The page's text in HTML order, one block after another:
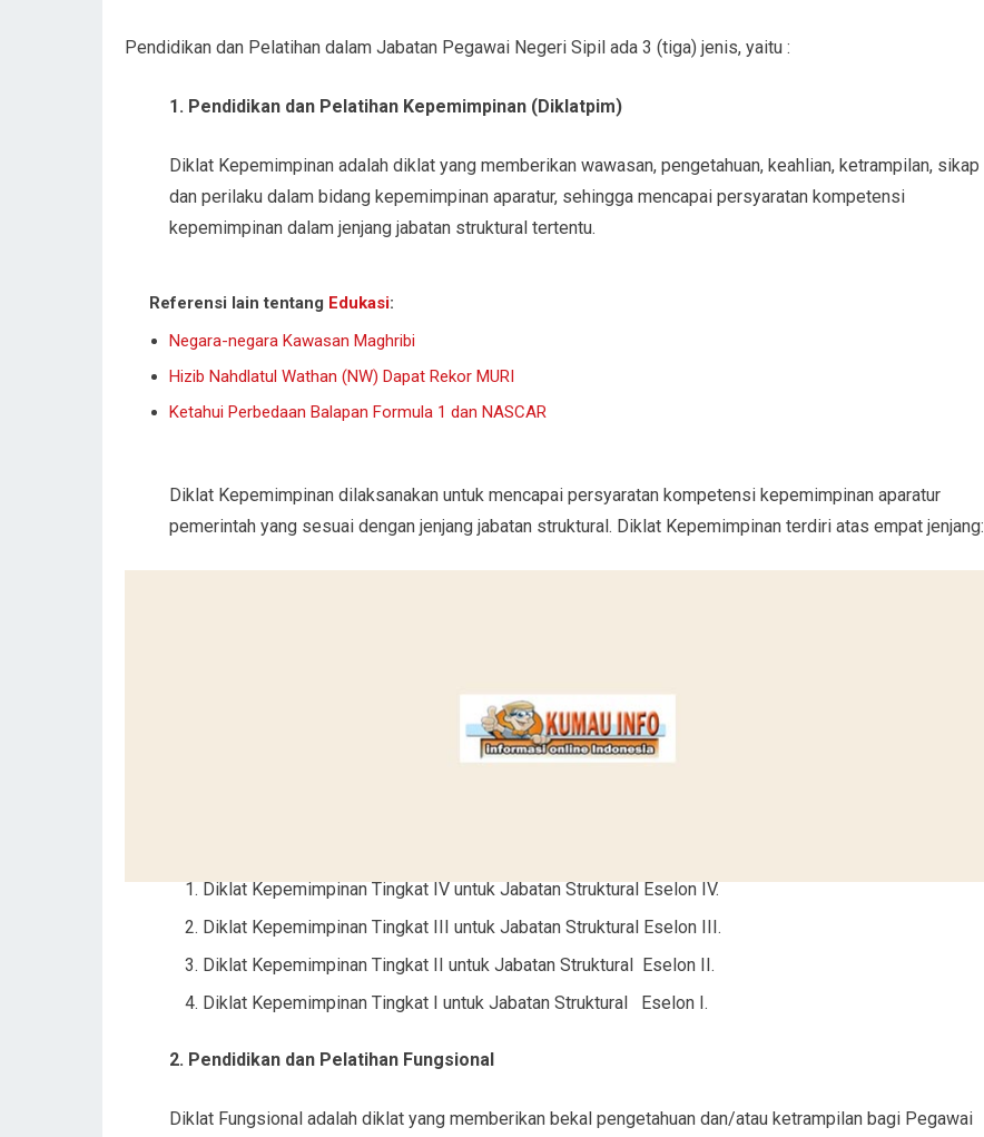
Pendidikan dan Pelatihan dalam Jabatan Pegawai Negeri Sipil ada 3 (tiga) jenis, yaitu :
1. Pendidikan dan Pelatihan Kepemimpinan (Diklatpim)
Diklat Kepemimpinan adalah diklat yang memberikan wawasan, pengetahuan, keahlian, ketrampilan, sikap
dan perilaku dalam bidang kepemimpinan aparatur, sehingga mencapai persyaratan kompetensi
kepemimpinan dalam jenjang jabatan struktural tertentu.
Referensi lain tentang Edukasi:
Negara-negara Kawasan Maghribi
Hizib Nahdlatul Wathan (NW) Dapat Rekor MURI
Ketahui Perbedaan Balapan Formula 1 dan NASCAR
Diklat Kepemimpinan dilaksanakan untuk mencapai persyaratan kompetensi kepemimpinan aparatur
pemerintah yang sesuai dengan jenjang jabatan struktural. Diklat Kepemimpinan terdiri atas empat jenjang:
Diklat Kepemimpinan Tingkat IV untuk Jabatan Struktural Eselon IV.
Diklat Kepemimpinan Tingkat III untuk Jabatan Struktural Eselon III.
Diklat Kepemimpinan Tingkat II untuk Jabatan Struktural Eselon II.
Diklat Kepemimpinan Tingkat I untuk Jabatan Struktural Eselon I.
2. Pendidikan dan Pelatihan Fungsional
Diklat Fungsional adalah diklat yang memberikan bekal pengetahuan dan/atau ketrampilan bagi Pegawai